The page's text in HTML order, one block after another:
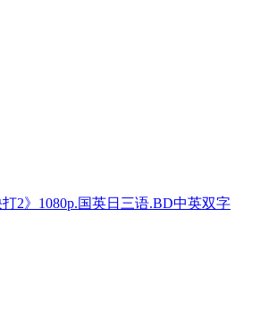
2》1080p.国英日三语.BD中英双字